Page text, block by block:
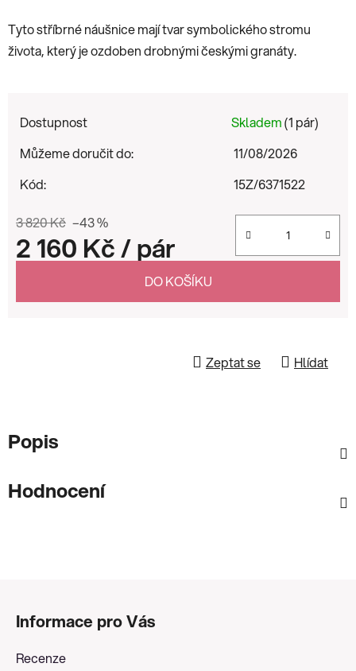
Tyto stříbrné náušnice mají tvar symbolického stromu
života, který je ozdoben drobnými českými granáty.
Dostupnost Skladem(1 pár)
Můžeme doručit do:
11/08/2026
Kód:
15Z/6371522
3 820 Kč –43 %
2 160 Kč/ pár
DO KOŠÍKU
Zeptat se Hlídat
Popis
Hodnocení
Informace pro Vás
Recenze